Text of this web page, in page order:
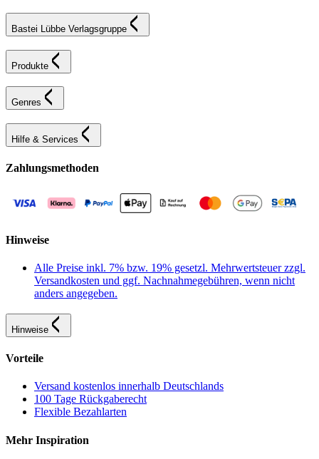
Bastei Lübbe Verlagsgruppe
Produkte
Genres
Hilfe & Services
Zahlungsmethoden
Hinweise
Alle Preise inkl. 7% bzw. 19% gesetzl. Mehrwertsteuer zzgl.
Versandkosten und ggf. Nachnahmegebühren, wenn nicht
anders angegeben.
Hinweise
Vorteile
Versand kostenlos innerhalb Deutschlands
100 Tage Rückgaberecht
Flexible Bezahlarten
Mehr Inspiration